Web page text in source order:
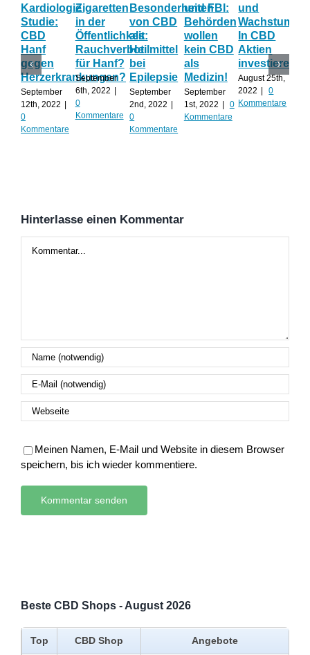
Kardiologie
Studie:
CBD
Hanf
gegen
Herzerkrankungen?
September
12th, 2022
0
Kommentare
Zigaretten
in der
Öffentlichkeit:
Rauchverbot
für Hanf?
September
6th, 2022
0
Kommentare
Besonderheiten
von CBD
als
Heilmittel
bei
Epilepsie
September
2nd, 2022
0
Kommentare
und FBI:
Behörden
wollen
kein CBD
als
Medizin!
September
1st, 2022
0
Kommentare
und
Wachstum:
In CBD
Aktien
investieren?
August 25th,
2022
0
Kommentare
Hinterlasse einen Kommentar
Meinen Namen, E-Mail und Website in diesem Browser
speichern, bis ich wieder kommentiere.
Beste CBD Shops - August 2026
Top CBD Shop Angebote